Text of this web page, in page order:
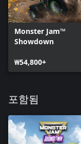
Monster Jam™
Showdown
₩54,800+
포함됨